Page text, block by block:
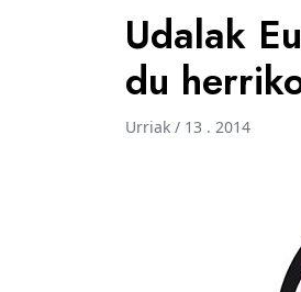
Udalak
du
Urriak / 13 . 2014